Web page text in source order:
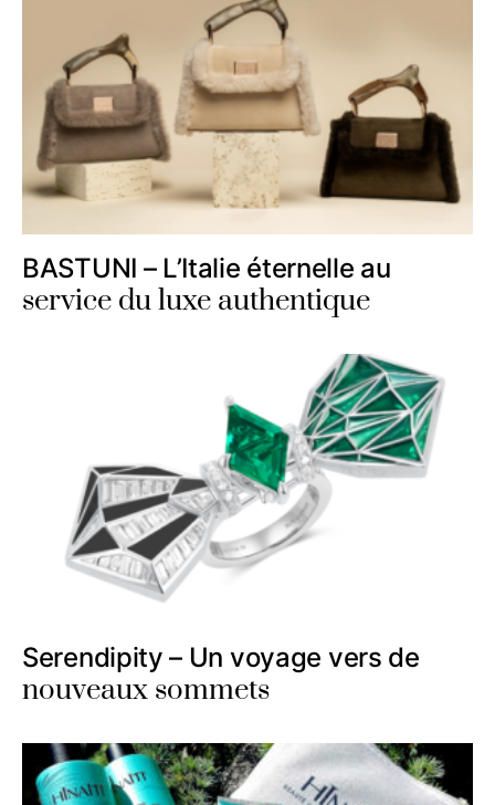
BASTUNI – L’Italie éternelle au
service du luxe authentique
Serendipity – Un voyage vers de
nouveaux sommets